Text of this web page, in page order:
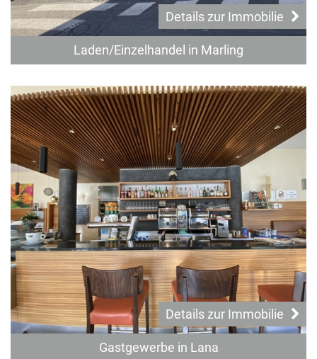
Details zur Immobilie
Laden/Einzelhandel in Marling
Details zur Immobilie
Gastgewerbe in Lana